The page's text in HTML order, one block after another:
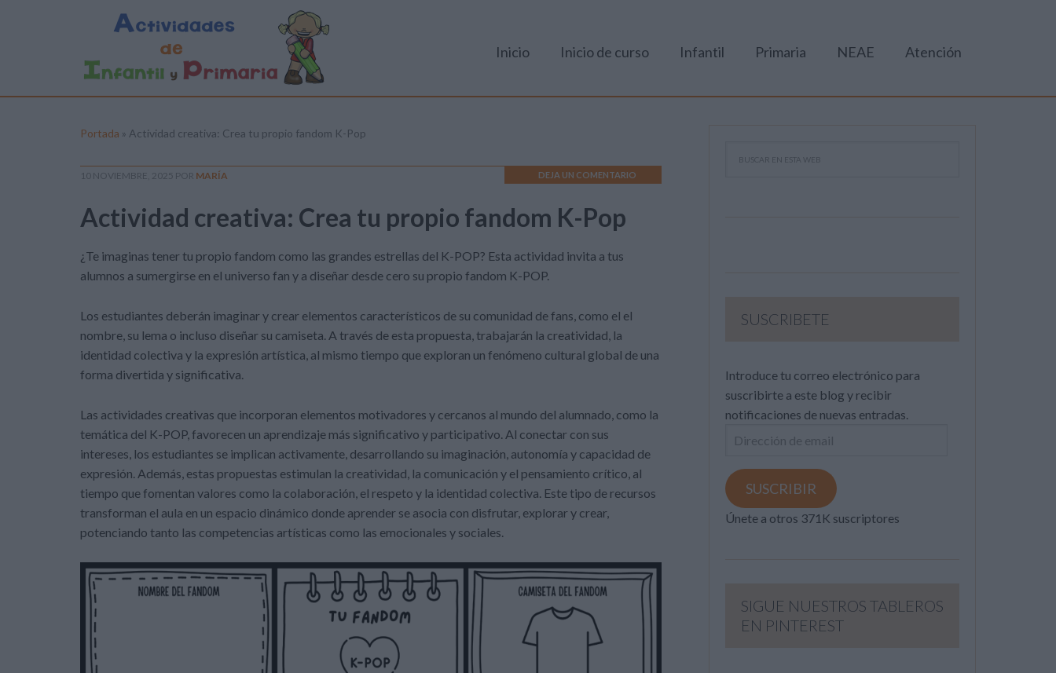
Inicio Inicio de curso Infantil Primaria NEAE Atención
Portada » Actividad creativa: Crea tu propio fandom K-Pop
10 NOVIEMBRE, 2025 POR MARÍA DEJA UN COMENTARIO
Actividad creativa: Crea tu propio fandom K-Pop
¿Te imaginas tener tu propio fandom como las grandes estrellas del K-POP? Esta actividad invita a tus
alumnos a sumergirse en el universo fan y a diseñar desde cero su propio fandom K-POP.
Los estudiantes deberán imaginar y crear elementos característicos de su comunidad de fans, como el el
nombre, su lema o incluso diseñar su camiseta. A través de esta propuesta, trabajarán la creatividad, la
identidad colectiva y la expresión artística, al mismo tiempo que exploran un fenómeno cultural global de una
forma divertida y significativa.
Las actividades creativas que incorporan elementos motivadores y cercanos al mundo del alumnado, como la
temática del K-POP, favorecen un aprendizaje más significativo y participativo. Al conectar con sus
intereses, los estudiantes se implican activamente, desarrollando su imaginación, autonomía y capacidad de
expresión. Además, estas propuestas estimulan la creatividad, la comunicación y el pensamiento crítico, al
tiempo que fomentan valores como la colaboración, el respeto y la identidad colectiva. Este tipo de recursos
transforman el aula en un espacio dinámico donde aprender se asocia con disfrutar, explorar y crear,
potenciando tanto las competencias artísticas como las emocionales y sociales.
SUSCRIBETE
Introduce tu correo electrónico para
suscribirte a este blog y recibir
notificaciones de nuevas entradas.
Dirección
email
SUSCRIBIR
Únete a otros 371K suscriptores
SIGUE NUESTROS TABLEROS
EN PINTEREST